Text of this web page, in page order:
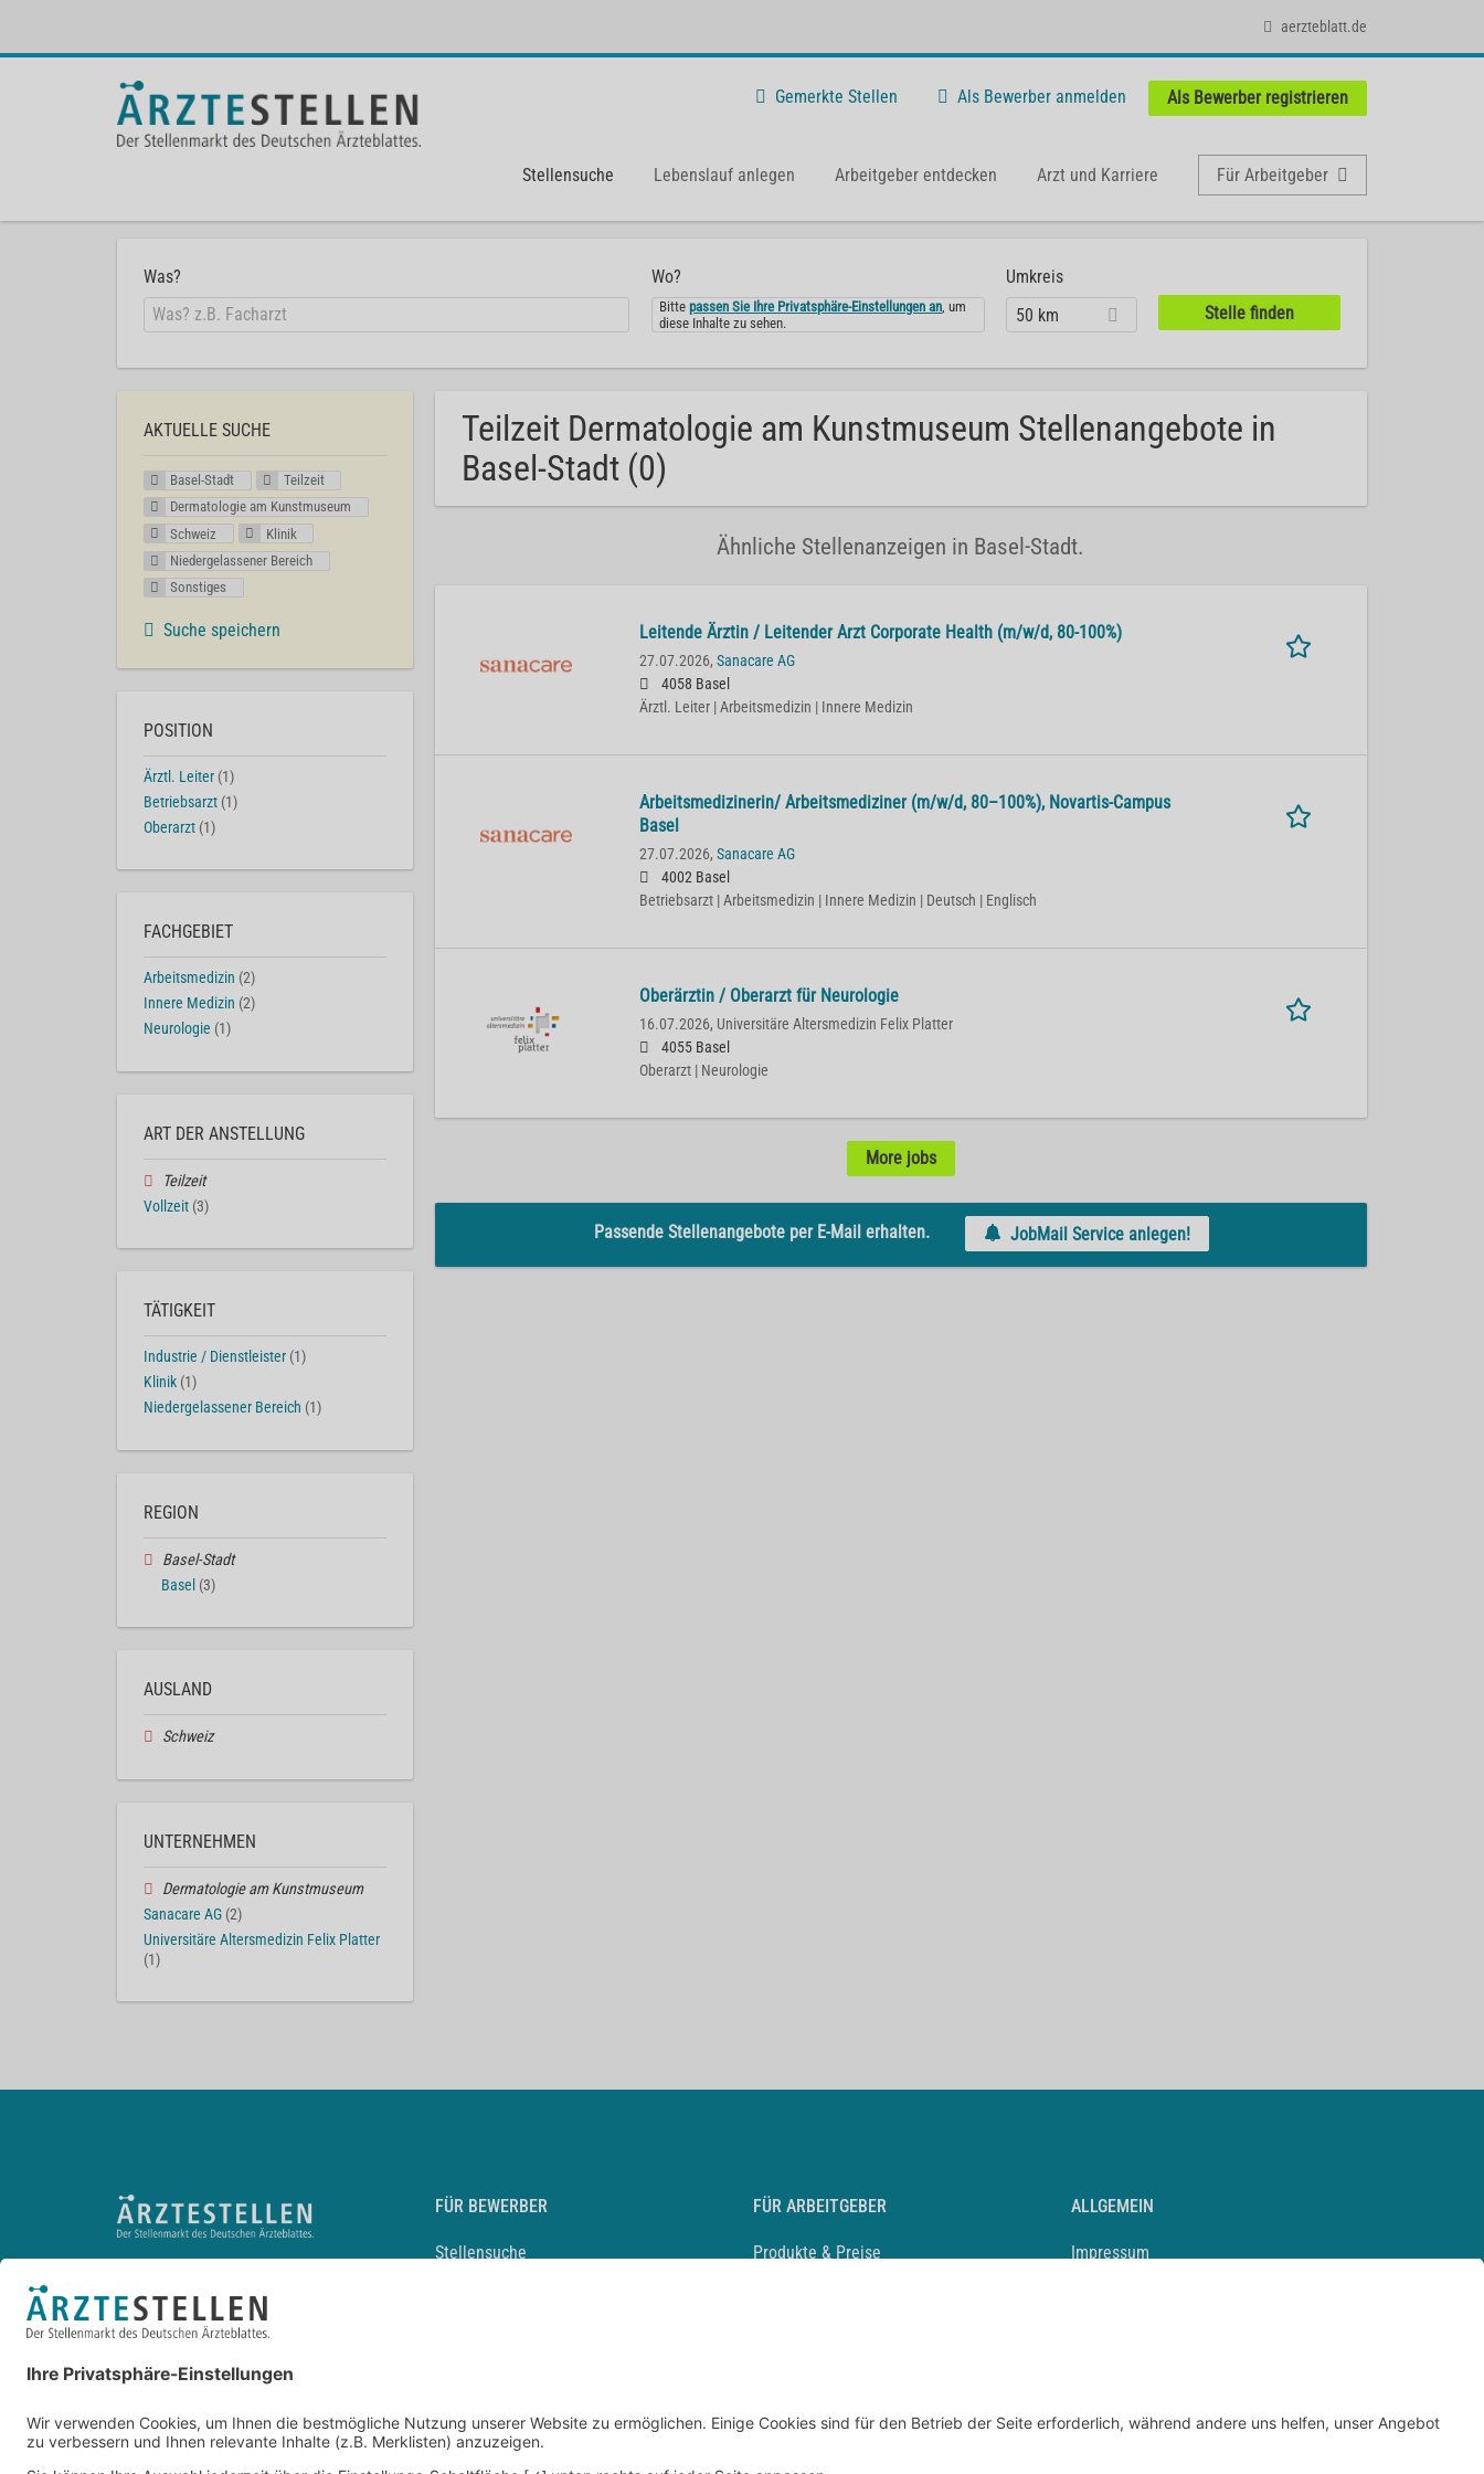
aerzteblatt.de
Gemerkte Stellen Als Bewerber anmelden Als Bewerber registrieren
Stellensuche Lebenslauf anlegen Arbeitgeber entdecken Arzt und Karriere Für Arbeitgeber
Was? Wo?
Bittepassen Sie Ihre Privatsphäre-Einstellungen an, um
diese Inhalte zu sehen.
Umkreis
50 km
Teilzeit Dermatologie am Kunstmuseum Stellenangebote in
Basel-Stadt (0)
Ähnliche Stellenanzeigen in Basel-Stadt.
Lei­ten­de Ärz­tin / Lei­ten­der Arzt Cor­po­ra­te He­alth (m/w/d, 80-100%)
27.07.2026, Sanacare AG
4058 Basel
Ärztl. Leiter | Arbeitsmedizin | Innere Medizin
Ar­beits­me­di­zi­ne­rin/ Ar­beits­me­di­zi­ner (m/w/d, 80–100%), No­var­tis-Cam­pus
Basel
27.07.2026, Sanacare AG
4002 Basel
Betriebsarzt | Arbeitsmedizin | Innere Medizin | Deutsch | Englisch
Oberärztin / Oberarzt für Neurologie
16.07.2026, Universitäre Altersmedizin Felix Platter
4055 Basel
Oberarzt | Neurologie
More jobs
Passende Stellenangebote per E-Mail erhalten. JobMail Service anlegen!
AKTUELLE SUCHE
Basel-Stadt
Teilzeit
Dermatologie am Kunstmuseum
Schweiz
Klinik
Niedergelassener Bereich
Sonstiges
Suche speichern
POSITION
Ärztl. Leiter (1)
Betriebsarzt (1)
Oberarzt (1)
FACHGEBIET
Arbeitsmedizin (2)
Innere Medizin (2)
Neurologie (1)
ART DER ANSTELLUNG
Teilzeit
Vollzeit (3)
TÄTIGKEIT
Industrie / Dienstleister (1)
Klinik (1)
Niedergelassener Bereich (1)
REGION
Basel-Stadt
Basel (3)
AUSLAND
Schweiz
UNTERNEHMEN
Dermatologie am Kunstmuseum
Sanacare AG (2)
Universitäre Altersmedizin Felix Platter
(1)
FÜR BEWERBER
Stellensuche
Durchsuchen Sie den Stellenkatalog
FÜR ARBEITGEBER
Produkte & Preise
ALLGEMEIN
Impressum